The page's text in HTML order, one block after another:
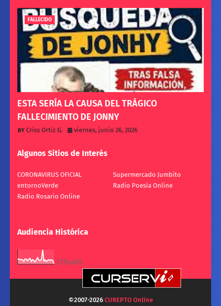
FALLECIDO
ESTA SERÍA LA CAUSA DEL TRÁGICO
FALLECIMIENTO DE JONNY
Criss Ortiz G. viernes, junio 26, 2026
Algunos Sitios de Interés
CORONAVIRUS OFICIAL
Supermercado Jumbito
entornoVerde
Radio Poesía Online
Radio Rosario Online
Audiencia Histórica
1,176,485
©2007-2026 CUREPTO Online